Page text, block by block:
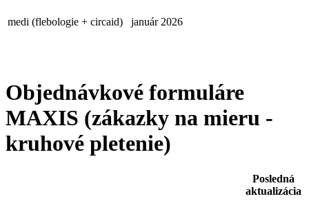
medi (flebologie + circaid) január 2026
Objednávkové formuláre
MAXIS (zákazky na mieru -
kruhové pletenie)
Posledná
aktualizácia